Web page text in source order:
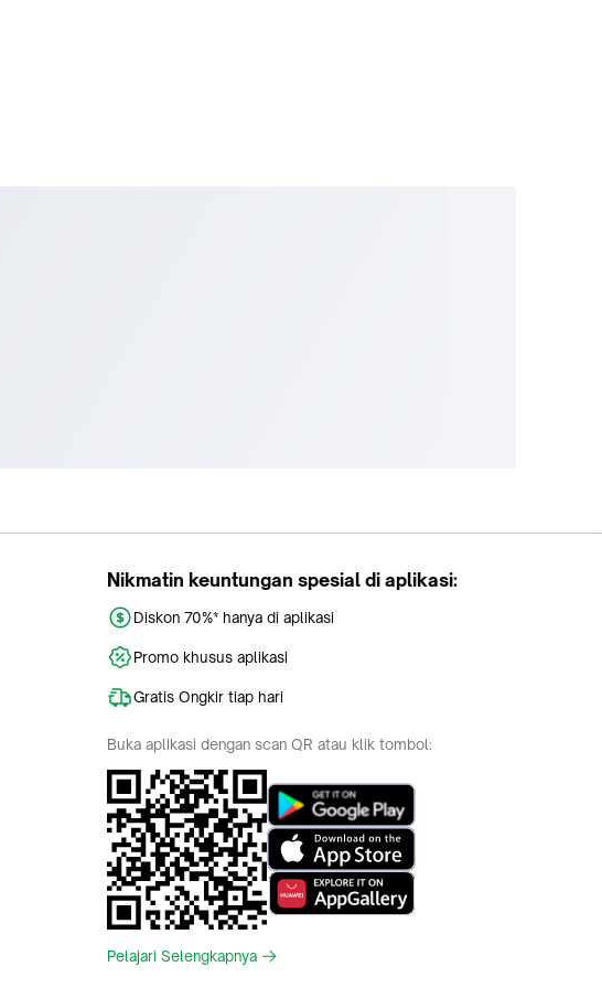
Nikmatin keuntungan spesial di aplikasi:
Diskon 70%* hanya di aplikasi
Promo khusus aplikasi
Gratis Ongkir tiap hari
Buka aplikasi dengan scan QR atau klik tombol:
Pelajari Selengkapnya